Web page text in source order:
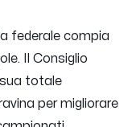
federale compia
Il Consiglio
totale
per migliorare